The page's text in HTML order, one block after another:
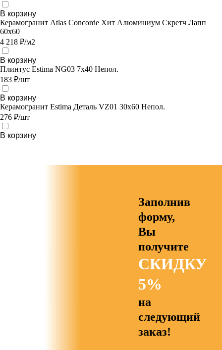
В корзину
Керамогранит Atlas Concorde Хит Алюминиум Скретч Лапп
60х60
4 218 ₽/м2
В корзину
Плинтус Estima NG03 7x40 Непол.
183 ₽/шт
В корзину
Керамогранит Estima Деталь VZ01 30x60 Непол.
276 ₽/шт
В корзину
Заполнив
форму,
Вы
получите
СКИДКУ
5%
на
следующий
заказ!